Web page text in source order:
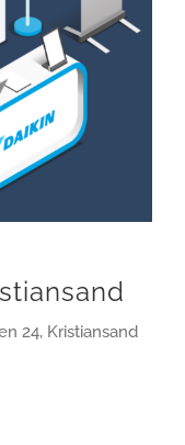
24, Kristiansand